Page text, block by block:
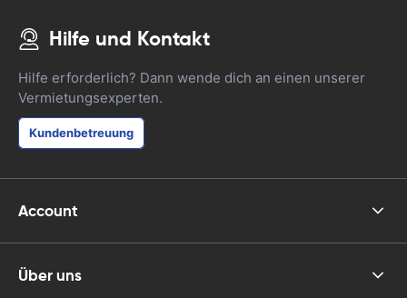
Hilfe und Kontakt
Hilfe erforderlich? Dann wende dich an einen unserer
Vermietungsexperten.
Kundenbetreuung
Account
Über uns